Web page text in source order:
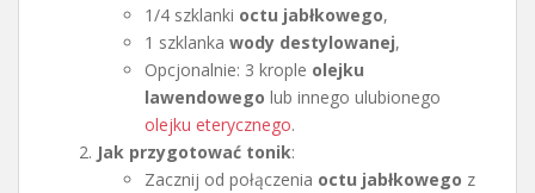
1/4 szklanki octu jabłkowego,
1 szklanka wody destylowanej,
Opcjonalnie: 3 krople olejku
lawendowego lub innego ulubionego
olejku eterycznego.
Jak przygotować tonik:
Zacznij od połączenia octu jabłkowego z